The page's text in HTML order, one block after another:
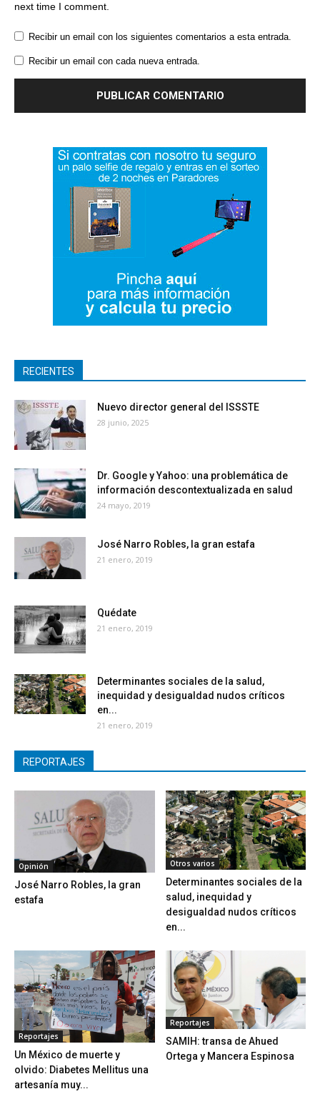
next time I comment.
Recibir un email con los siguientes comentarios a esta entrada.
Recibir un email con cada nueva entrada.
RECIENTES
Nuevo director general del ISSSTE
28 junio, 2025
Dr. Google y Yahoo: una problemática de
información descontextualizada en salud
24 mayo, 2019
José Narro Robles, la gran estafa
21 enero, 2019
Quédate
21 enero, 2019
Determinantes sociales de la salud,
inequidad y desigualdad nudos críticos
en...
21 enero, 2019
REPORTAJES
Opinión
José Narro Robles, la gran
estafa
Otros varios
Determinantes sociales de la
salud, inequidad y
desigualdad nudos críticos
en...
Reportajes
Un México de muerte y
olvido: Diabetes Mellitus una
artesanía muy...
Reportajes
SAMIH: transa de Ahued
Ortega y Mancera Espinosa